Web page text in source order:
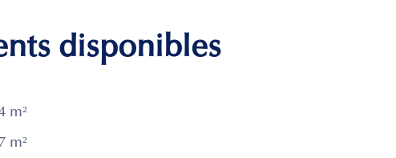
disponibles
m²
m²